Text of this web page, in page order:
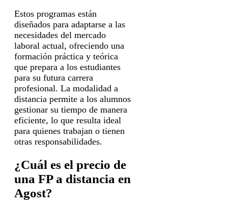
Estos programas están
diseñados para adaptarse a las
necesidades del mercado
laboral actual, ofreciendo una
formación práctica y teórica
que prepara a los estudiantes
para su futura carrera
profesional. La modalidad a
distancia permite a los alumnos
gestionar su tiempo de manera
eficiente, lo que resulta ideal
para quienes trabajan o tienen
otras responsabilidades.
¿Cuál es el precio de
una FP a distancia en
Agost?